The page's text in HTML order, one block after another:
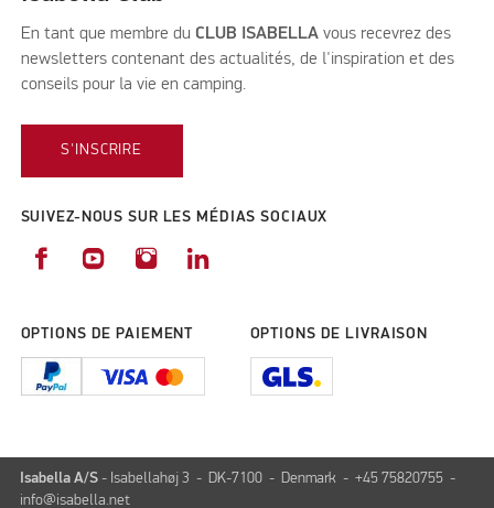
En tant que membre du CLUB ISABELLA vous recevrez des
newsletters contenant des actualités, de l'inspiration et des
conseils pour la vie en camping.
S'INSCRIRE
SUIVEZ-NOUS SUR LES MÉDIAS SOCIAUX
OPTIONS DE PAIEMENT OPTIONS DE LIVRAISON
Isabella A/S - Isabellahøj 3 - DK-7100 - Denmark - +45 75820755 -
info@isabella.net